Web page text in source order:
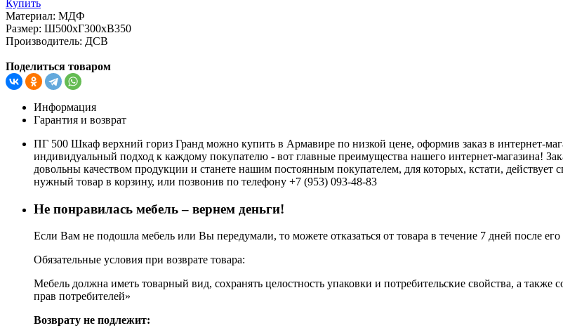
Купить
Материал: МДФ
Размер: Ш500хГ300хВ350
Производитель: ДСВ
Поделиться товаром
Информация
Гарантия и возврат
ПГ 500 Шкаф верхний гориз Гранд можно купить в Армавире по низкой цене, оформив заказ в интернет-
индивидуальный подход к каждому покупателю - вот главные преимущества нашего интернет-магазина!
довольны качеством продукции и станете нашим постоянным покупателем, для которых, кстати,
нужный товар в корзину, или позвонив по телефону +7 (953) 093-48-83
Не понравилась мебель – вернем деньги!
Если Вам не подошла мебель или Вы передумали, то можете отказаться от товара в течение 7 дней после
Обязательные условия при возврате товара:
Мебель должна иметь товарный вид, сохранять целостность упаковки и потребительские свойства, а
прав потребителей»
Возврату не подлежит: